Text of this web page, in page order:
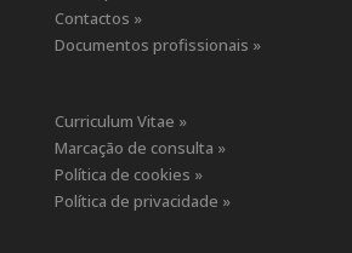
Contactos »
Documentos profissionais »
Curriculum Vitae »
Marcação de consulta »
Política de cookies »
Política de privacidade »